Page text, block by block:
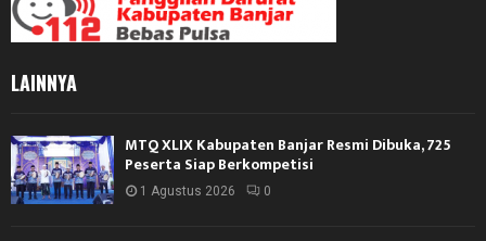
LAINNYA
MTQ XLIX Kabupaten Banjar Resmi Dibuka, 725
Peserta Siap Berkompetisi
1 Agustus 2026 0